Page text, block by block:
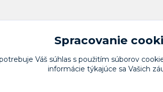
Spracovanie
Váš súhlas s použitím súborov
informácie týkajúce sa Vašich